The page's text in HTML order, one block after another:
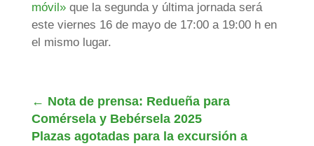
móvil»que la segunda y última jornada será
este viernes 16 de mayo de 17:00 a 19:00 h en
el mismo lugar.
← Nota de prensa: Redueña para
Comérsela y Bebérsela 2025
Plazas agotadas para la excursión a